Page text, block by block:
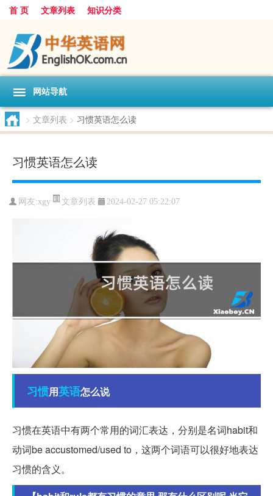
首 页 文章列表 知识分类
网站导航
> 文章列表 > 习惯英语怎么读
习惯英语怎么读
网友:xgy 文章列表 2024-02-27 05:22:07
习惯用英语怎么说
习惯在英语中有两个常用的词汇表达，分别是名词habit和
动词be accustomed/used to，这两个词语可以很好地表达
习惯的含义。